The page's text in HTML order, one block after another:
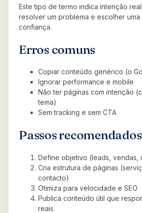
Este tipo de termo indica intenção
resolver um problema e escolher uma
confiança.
Erros comuns
Copiar conteúdo genérico (o
Ignorar performance e mobile
Não ter páginas com intenção
tema)
Sem tracking e sem CTA
Passos recomendados
Define objetivo (leads, vendas,
Cria estrutura de páginas
contacto)
Otimiza para velocidade e SEO
Publica conteúdo útil que
reais